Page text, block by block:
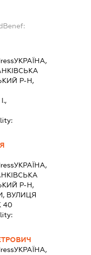
УКРАЇНА,
Р-Н,
УКРАЇНА,
Р-Н,
ВУЛИЦЯ
40
УКРАЇНА,